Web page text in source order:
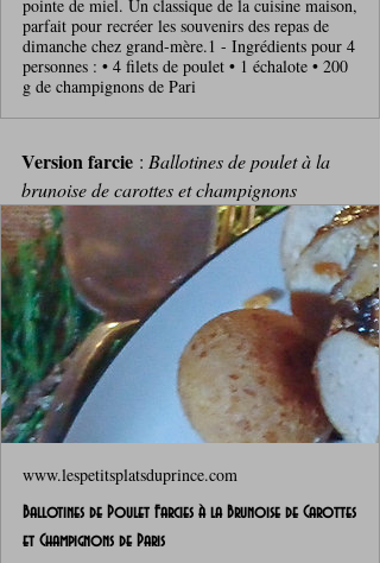
pointe de miel. Un classique de la cuisine maison,
parfait pour recréer les souvenirs des repas de
dimanche chez grand-mère.1 - Ingrédients pour 4
personnes : • 4 filets de poulet • 1 échalote • 200
g de champignons de Pari
Version farcie : Ballotines de poulet à la
brunoise de carottes et champignons
www.lespetitsplatsduprince.com
Ballotines de Poulet Farcies à la Brunoise de Carottes
et Champignons de Paris